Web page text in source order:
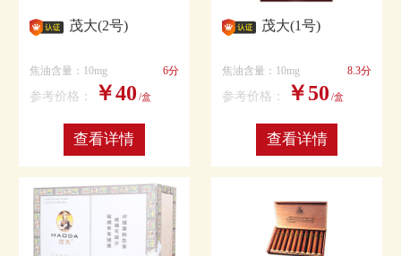
茂大(2号)
焦油含量：10mg 6分
参考价格： ￥40 /盒
查看详情
茂大(1号)
焦油含量：10mg 8.3分
参考价格： ￥50 /盒
查看详情